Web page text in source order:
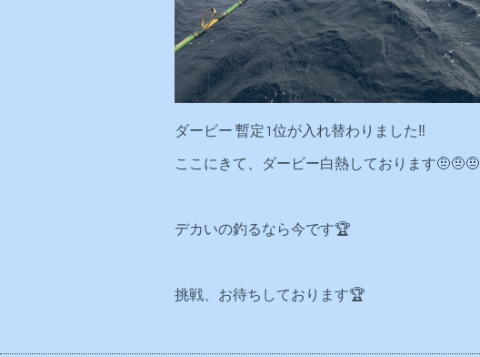
ダービー 暫定1位が入れ替わりました‼️
ここにきて、ダービー白熱しております🤨🤨🤨
デカいの釣るなら今です🏆
挑戦、お待ちしております🏆